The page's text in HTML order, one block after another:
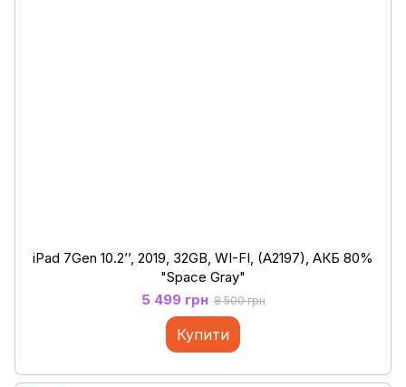
iPad 7Gen 10.2’’, 2019, 32GB, WI-FI, (A2197), АКБ 80%
"Space Gray"
5 499 грн 8 500 грн
Купити